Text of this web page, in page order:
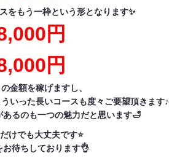
をもう一枠という形となります✨
円
円
金額を稼げますし、
いった長いコースも度々ご要望頂きます♪
るのも一つの魅力だと思います🛁
けでも大丈夫です⭐
待ちしております👌